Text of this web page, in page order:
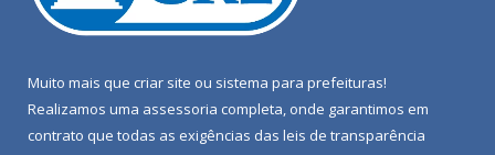
Muito mais que criar site ou sistema para prefeituras!
Realizamos uma assessoria completa, onde garantimos em
contrato que todas as exigências das leis de transparência